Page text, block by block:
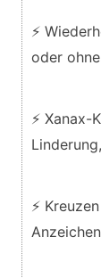
⚡
oder
⚡
⚡